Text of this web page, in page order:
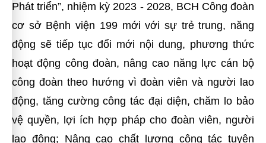
Phát triển”, nhiệm kỳ 2023 - 2028, BCH Công đoàn
cơ sở Bệnh viện 199 mới với sự trẻ trung, năng
động sẽ tiếp tục đổi mới nội dung, phương thức
hoạt động công đoàn, nâng cao năng lực cán bộ
công đoàn theo hướng vì đoàn viên và người lao
động, tăng cường công tác đại diện, chăm lo bảo
vệ quyền, lợi ích hợp pháp cho đoàn viên, người
lao động; Nâng cao chất lượng công tác tuyên